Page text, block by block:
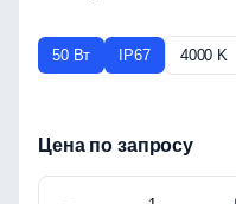
50 Вт IP67 4000 K
Цена по запросу